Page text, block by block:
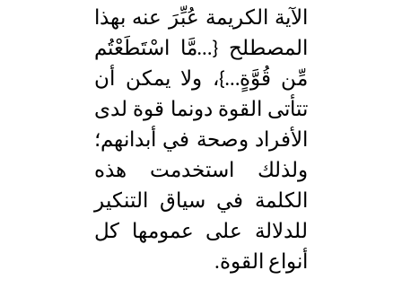
الآية الكريمة عُبِّرَ عنه بهذا
المصطلح {…مَّا اسْتَطَعْتُم
مِّن قُوَّةٍ…}، ولا يمكن أن
تتأتى القوة دونما قوة لدى
الأفراد وصحة في أبدانهم؛
ولذلك استخدمت هذه
الكلمة في سياق التنكير
للدلالة على عمومها كل
أنواع القوة.